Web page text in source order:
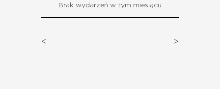
Brak wydarzeń w tym miesiącu
< >